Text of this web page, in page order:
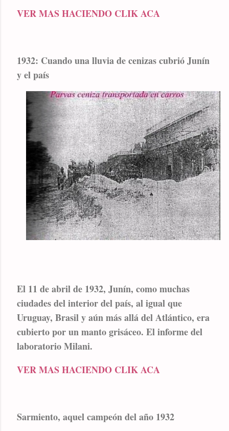
VER MAS HACIENDO CLIK ACA
1932: Cuando una lluvia de cenizas cubrió Junín
y el país
El 11 de abril de 1932, Junín, como muchas
ciudades del interior del país, al igual que
Uruguay, Brasil y aún más allá del Atlántico, era
cubierto por un manto grisáceo. El informe del
laboratorio Milani.
VER MAS HACIENDO CLIK ACA
Sarmiento, aquel campeón del año 1932